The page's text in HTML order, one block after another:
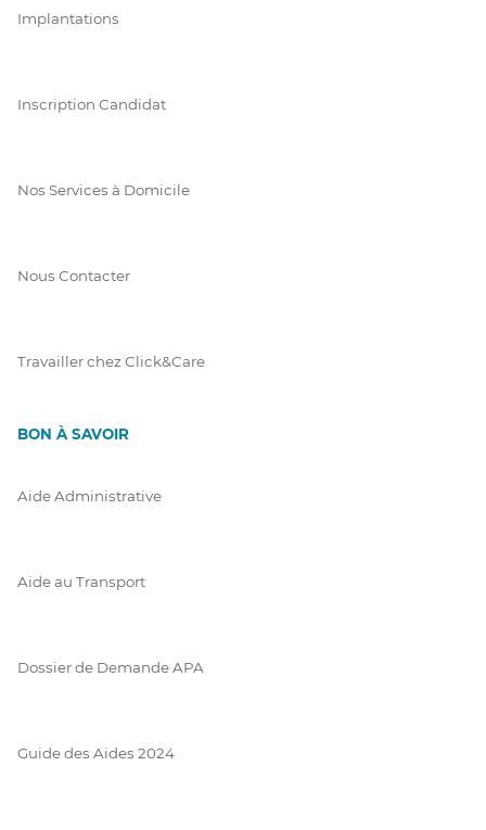
Implantations
Inscription Candidat
Nos Services à Domicile
Nous Contacter
Travailler chez Click&Care
BON À SAVOIR
Aide Administrative
Aide au Transport
Dossier de Demande APA
Guide des Aides 2024